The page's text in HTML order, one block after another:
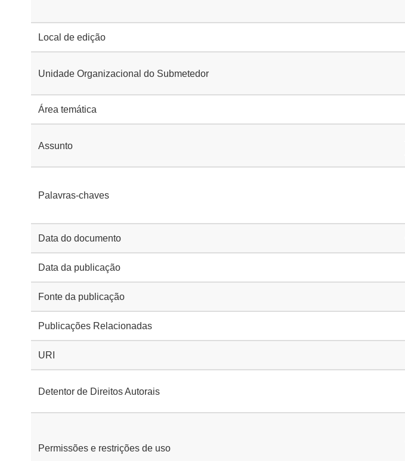
Local de edição
Unidade Organizacional do Submetedor
Área temática
Assunto
Palavras-chaves
Data do documento
Data da publicação
Fonte da publicação
Publicações Relacionadas
URI
Detentor de Direitos Autorais
Permissões e restrições de uso